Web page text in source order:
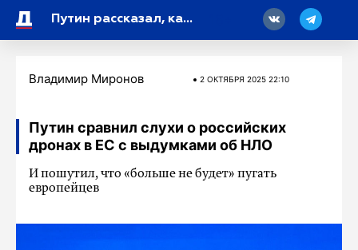
Путин рассказал, как сын замглавы ЦРУ погиб, спасая русского
Владимир Миронов 2 ОКТЯБРЯ 2025 22:10
Путин сравнил слухи о российских
дронах в ЕС с выдумками об НЛО
И пошутил, что «больше не будет» пугать
европейцев